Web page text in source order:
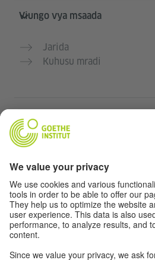
Viungo vya msaada
Jarida
Kuhusu mradi
Kozi za Kijerumani za
Tovuti ya walimu
Faragha na Ufikiaji